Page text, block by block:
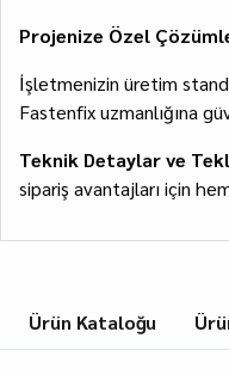
Projenize Özel
İşletmenizin üretim
Fastenfix uzmanlığına
Teknik Detaylar ve
sipariş avantajları için
Ürün Kataloğu